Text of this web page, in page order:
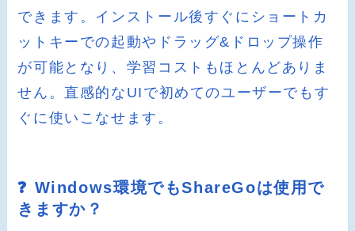
できます。インストール後すぐにショートカ
ットキーでの起動やドラッグ&ドロップ操作
が可能となり、学習コストもほとんどありま
せん。直感的なUIで初めてのユーザーでもす
ぐに使いこなせます。
❓ Windows環境でもShareGoは使用で
きますか？